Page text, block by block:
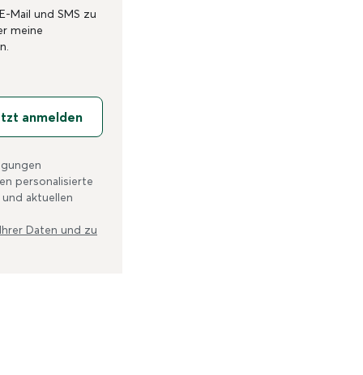
Mail und SMS zu
meine
anmelden
personalisierte
aktuellen
Daten und zu